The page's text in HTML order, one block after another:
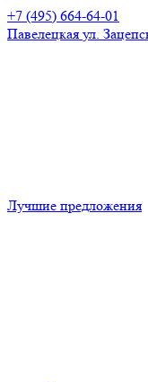
+7 (495) 664-64-01
Павелецкая ул.
Лучшие предложения